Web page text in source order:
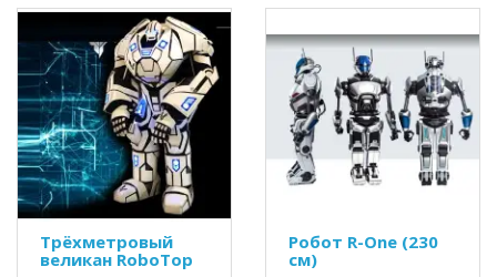
Трёхметровый
великан RoboTop
Робот R-One (230
см)